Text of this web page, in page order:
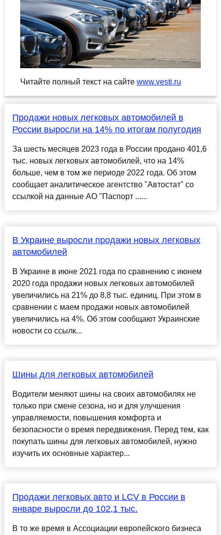
Читайте полный текст на сайте www.vesti.ru
Продажи новых легковых автомобилей в
России выросли на 14% по итогам полугодия
За шесть месяцев 2023 года в России продано 401,6
тыс. новых легковых автомобилей, что на 14%
больше, чем в том же периоде 2022 года. Об этом
сообщает аналитическое агентство "Автостат" со
ссылкой на данные АО "Паспорт ......
В Украине выросли продажи новых легковых
автомобилей
В Украине в июне 2021 года по сравнению с июнем
2020 года продажи новых легковых автомобилей
увеличились на 21% до 8,8 тыс. единиц. При этом в
сравнении с маем продажи новых автомобилей
увеличились на 4%. Об этом сообщают Украинские
новости со ссылк...
Шины для легковых автомобилей
Водители меняют шины на своих автомобилях не
только при смене сезона, но и для улучшения
управляемости, повышения комфорта и
безопасности о время передвижения. Перед тем, как
покупать шины для легковых автомобилей, нужно
изучить их основные характер...
Продажи легковых авто и LCV в России в
январе выросли до 102,1 тыс.
В то же время в Ассоциации европейского бизнеса